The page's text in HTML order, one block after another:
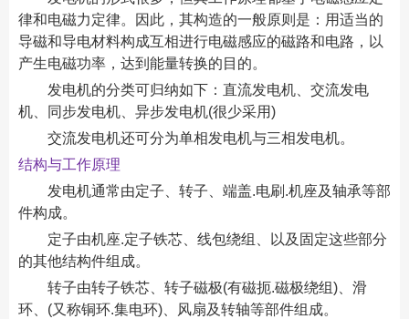
律和电磁力定律。因此，其构造的一般原则是：用适当的
导磁和导电材料构成互相进行电磁感应的磁路和电路，以
产生电磁功率，达到能量转换的目的。
发电机的分类可归纳如下：直流发电机、交流发电
机、同步发电机、异步发电机(很少采用)
交流发电机还可分为单相发电机与三相发电机。
结构与工作原理
发电机通常由定子、转子、端盖.电刷.机座及轴承等部
件构成。
定子由机座.定子铁芯、线包绕组、以及固定这些部分
的其他结构件组成。
转子由转子铁芯、转子磁极(有磁扼.磁极绕组)、滑
环、(又称铜环.集电环)、风扇及转轴等部件组成。